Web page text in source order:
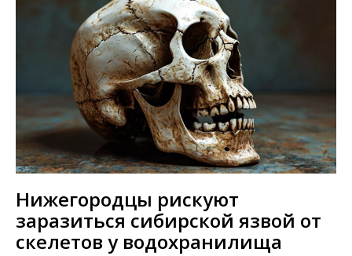
Нижегородцы рискуют
заразиться сибирской язвой от
скелетов у водохранилища